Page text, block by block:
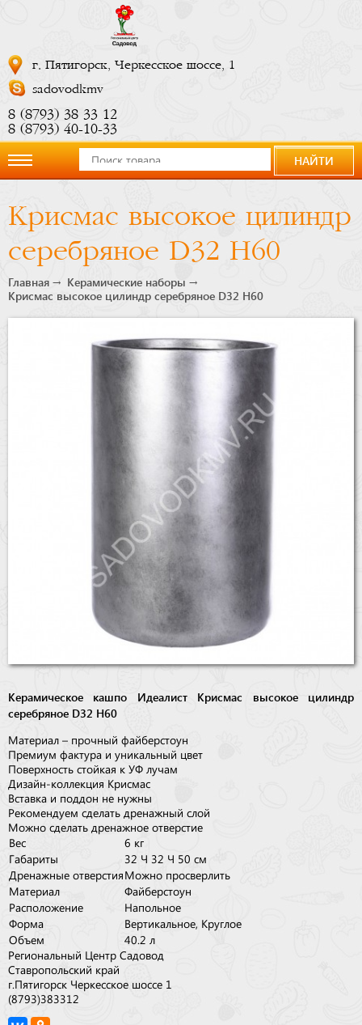
г. Пятигорск, Черкесское шоссе, 1
sadovodkmv
8 (8793) 38 33 12
8 (8793) 40-10-33
компании
Новости
НАЙТИ
Крисмас высокое цилиндр
серебряное D32 H60
Главная
Керамические наборы
Крисмас высокое цилиндр серебряное D32 H60
Керамическое кашпо Идеалист Крисмас высокое цилиндр
серебряное D32 H60
Материал – прочный файберстоун
Премиум фактура и уникальный цвет
Поверхность стойкая к УФ лучам
Дизайн-коллекция Крисмас
Вставка и поддон не нужны
Рекомендуем сделать дренажный слой
Можно сделать дренажное отверстие
Вес 6 кг
Габариты 32 × 32 × 50 см
Дренажные отверстия Можно просверлить
Материал Файберстоун
Расположение Напольное
Форма Вертикальное, Круглое
Объем 40.2 л
Региональный Центр Садовод
Ставропольский край
г.Пятигорск Черкесское шоссе 1
(8793)383312